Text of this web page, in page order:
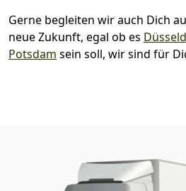
Gerne begleiten wir auch Dich
neue Zukunft, egal ob es
Potsdam sein soll, wir sind für